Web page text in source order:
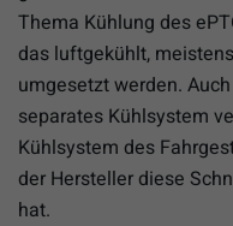
Thema Kühlung des
das luftgekühlt,
umgesetzt werden.
separates Kühlsystem
Kühlsystem des
der Hersteller diese
hat.